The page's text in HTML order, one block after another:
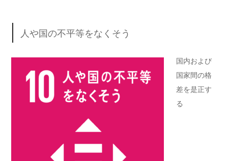
人や国の不平等をなくそう
国内および
国家間の格
差を是正す
る